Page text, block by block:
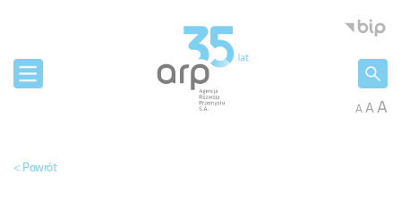
AAA
< Powrót